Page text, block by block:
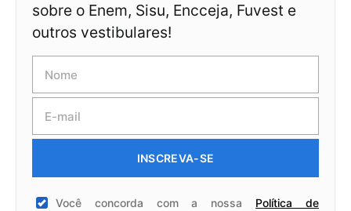
sobre o Enem, Sisu, Encceja, Fuvest e
outros vestibulares!
INSCREVA-SE
Você concorda com a nossa Política de